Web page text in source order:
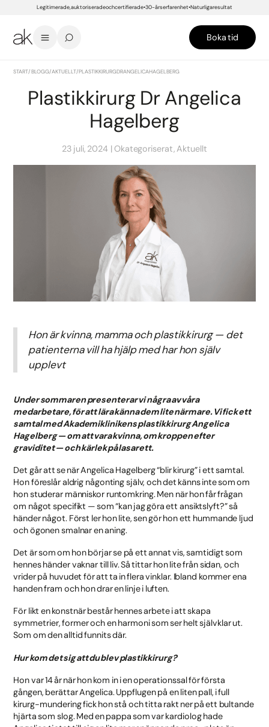
Legitimerade, auktoriserade och certifierade 30-års erfarenhet Naturliga resultat
Boka tid
START/BLOGG/AKTUELLT/PLASTIKKIRURG DR ANGELICA HAGELBERG
Plastikkirurg Dr Angelica
Hagelberg
23 juli, 2024 Okategoriserat, Aktuellt
Hon är kvinna, mamma och plastikkirurg — det
patienterna vill ha hjälp med har hon själv
upplevt
Under sommaren presenterar vi några av våra
medarbetare, för att lära känna dem lite närmare. Vi fick ett
samtal med Akademiklinikens plastikkirurg Angelica
Hagelberg — om att vara kvinna, om kroppen efter
graviditet — och kärlek på lasarett.
Det går att se när Angelica Hagelberg “blir kirurg” i ett samtal.
Hon föreslår aldrig någonting själv, och det känns inte som om
hon studerar människor runtomkring. Men när hon får frågan
om något specifikt — som “kan jag göra ett ansiktslyft?” så
händer något. Först ler hon lite, sen gör hon ett hummande ljud
och ögonen smalnar en aning.
Det är som om hon börjar se på ett annat vis, samtidigt som
hennes händer vaknar till liv. Så tittar hon lite från sidan, och
vrider på huvudet för att ta in flera vinklar. Ibland kommer ena
handen fram och hon drar en linje i luften.
För likt en konstnär består hennes arbete i att skapa
symmetrier, former och en harmoni som ser helt självklar ut.
Som om den alltid funnits där.
Hur kom det sig att du blev plastikkirurg?
Hon var 14 år när hon kom in i en operationssal för första
gången, berättar Angelica. Uppflugen på en liten pall, i full
kirurg-mundering fick hon stå och titta rakt ner på ett bultande
hjärta som slog. Med en pappa som var kardiolog hade